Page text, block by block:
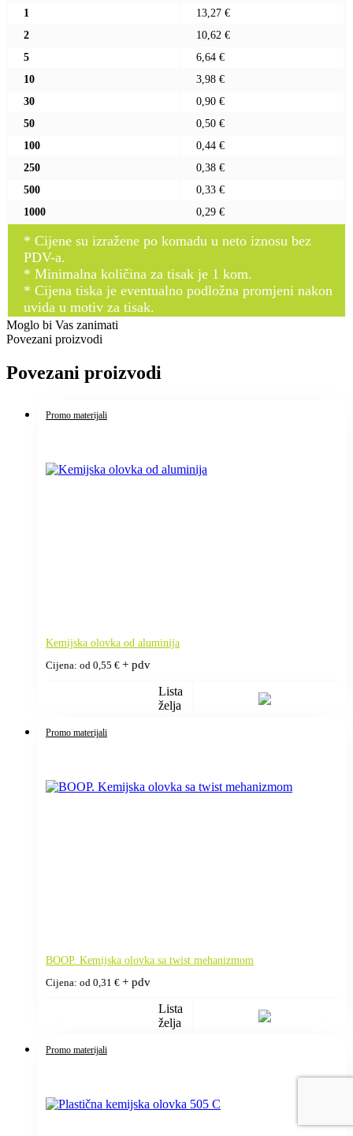
1
13,27 €
2
10,62 €
5
6,64 €
10
3,98 €
30
0,90 €
50
0,50 €
100
0,44 €
250
0,38 €
500
0,33 €
1000
0,29 €
* Cijene su izražene po komadu u neto iznosu bez
PDV-a.
* Minimalna količina za tisak je 1 kom.
* Cijena tiska je eventualno podložna promjeni nakon
uvida u motiv za tisak.
Moglo bi Vas zanimati
Povezani proizvodi
Povezani proizvodi
Promo materijali
Kemijska olovka od aluminija
Cijena: od 0,55 € + pdv
Lista
želja
Promo materijali
BOOP. Kemijska olovka sa twist mehanizmom
Cijena: od 0,31 € + pdv
Lista
želja
Promo materijali